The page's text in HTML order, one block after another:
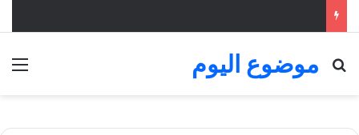
موضوع اليوم
بحث عن